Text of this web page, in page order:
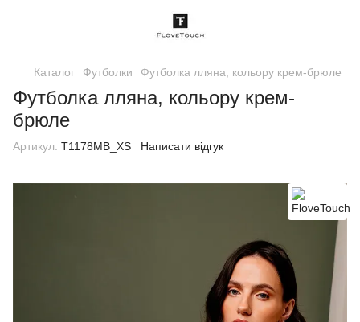
Каталог Футболки Футболка лляна, кольору крем-брюле
Футболка лляна, кольору крем-
брюле
Артикул: T1178MB_XS Написати відгук